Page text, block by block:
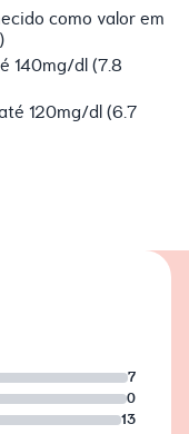
como valor em
140mg/dl (7.8
120mg/dl (6.7
7
0
13